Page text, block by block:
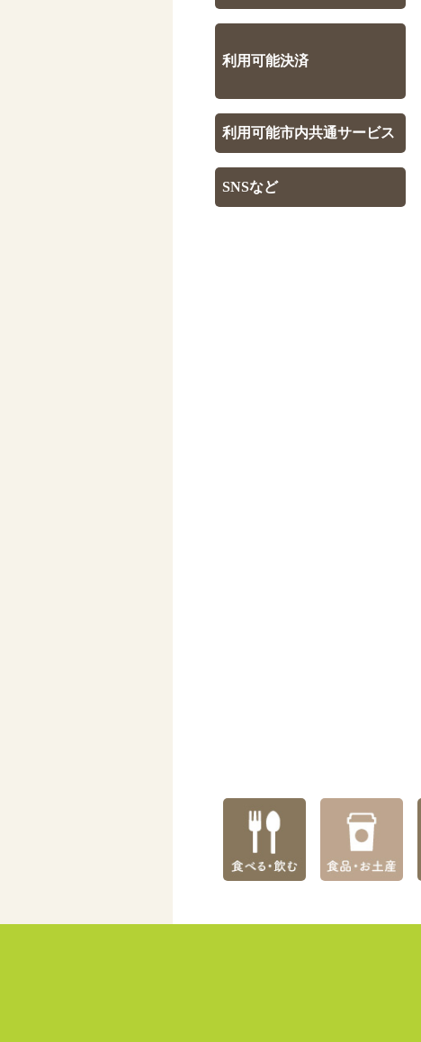
利用可能決済
利用可能市内共通サービス
SNSなど